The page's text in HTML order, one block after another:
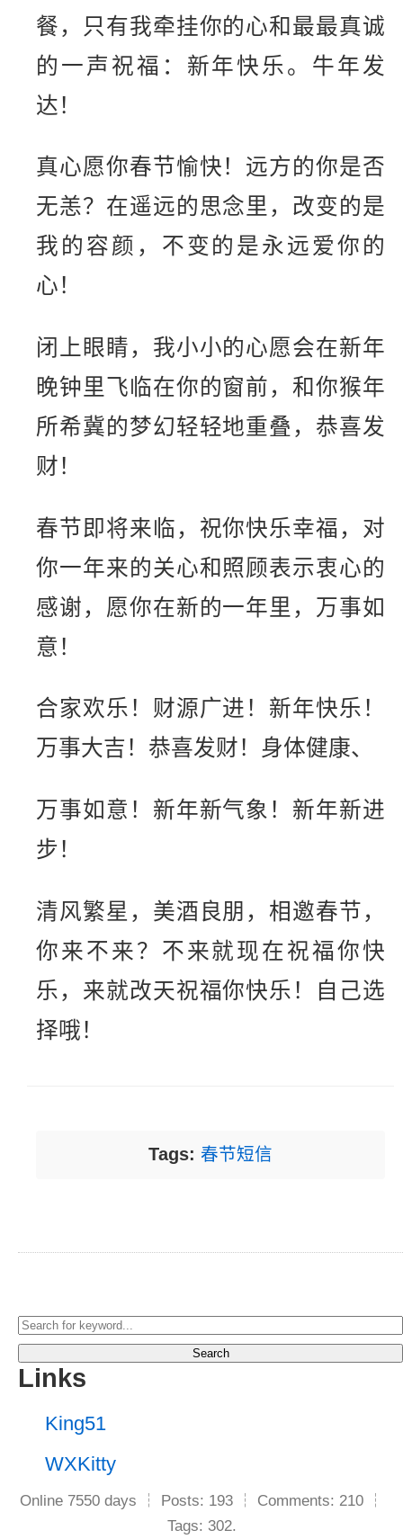
餐，只有我牵挂你的心和最最真诚
的一声祝福：新年快乐。牛年发
达！
真心愿你春节愉快！远方的你是否
无恙？在遥远的思念里，改变的是
我的容颜，不变的是永远爱你的
心！
闭上眼睛，我小小的心愿会在新年
晚钟里飞临在你的窗前，和你猴年
所希冀的梦幻轻轻地重叠，恭喜发
财！
春节即将来临，祝你快乐幸福，对
你一年来的关心和照顾表示衷心的
感谢，愿你在新的一年里，万事如
意！
合家欢乐！财源广进！新年快乐！
万事大吉！恭喜发财！身体健康、
万事如意！新年新气象！新年新进
步！
清风繁星，美酒良朋，相邀春节，
你来不来？不来就现在祝福你快
乐，来就改天祝福你快乐！自己选
择哦！
Tags: 春节短信
Search
Links
King51
WXKitty
Online 7550 days ┆ Posts: 193 ┆ Comments: 210 ┆
Tags: 302.